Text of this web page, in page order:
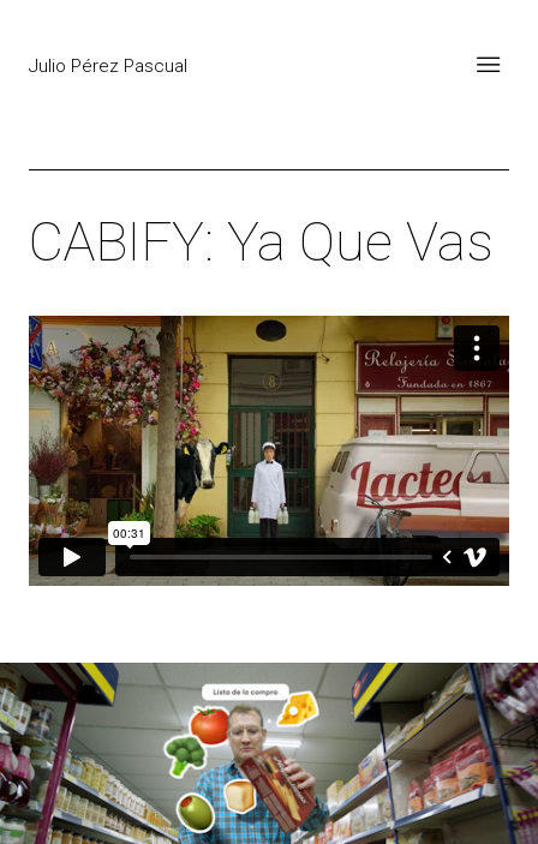
Julio Pérez Pascual
CABIFY: Ya Que Vas